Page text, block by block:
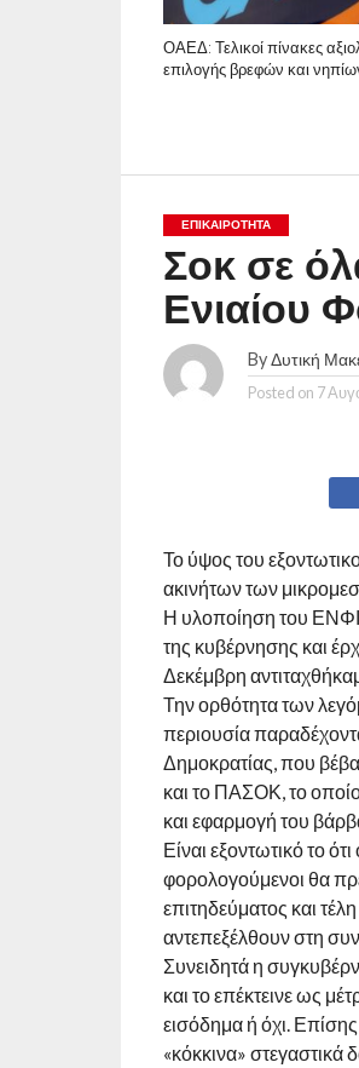
ΟΑΕΔ: Τελικοί πίνακες
επιλογής βρεφών και
ΕΠΙΚΑΙΡΟΤΗΤΑ
Σοκ σε
Ενιαίου
ByΔυτική
Posted on 7
Το ύψος του
ακινήτων των
Η υλοποίηση του
της κυβέρνησης και
Δεκέμβρη
Την ορθότητα των
περιουσία
Δημοκρατίας, που
και το ΠΑΣΟΚ, το
και εφαρμογή του
Είναι εξοντωτικό το
φορολογούμενοι θα
επιτηδεύματος και
αντεπεξέλθουν στη
Συνειδητά η
και το επέκτεινε ως
εισόδημα ή όχι.
«κόκκινα» στεγαστικά